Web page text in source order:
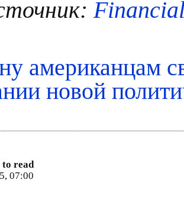
американцам
новой
to read
07:00